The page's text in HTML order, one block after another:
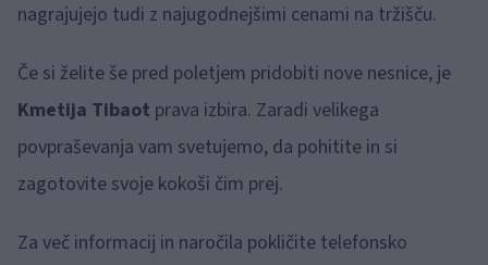
nagrajujejo tudi z najugodnejšimi cenami na tržišču.
Če si želite še pred poletjem pridobiti nove nesnice, je
Kmetija Tibaot prava izbira. Zaradi velikega
povpraševanja vam svetujemo, da pohitite in si
zagotovite svoje kokoši čim prej.
Za več informacij in naročila pokličite telefonsko